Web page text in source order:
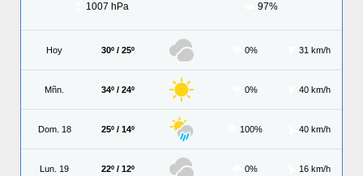
1007 hPa 97%
Hoy 30º / 25º 0% 31 km/h
Mñn. 34º / 24º 0% 40 km/h
Dom. 18 25º / 14º 100% 40 km/h
Lun. 19 22º / 12º 0% 16 km/h